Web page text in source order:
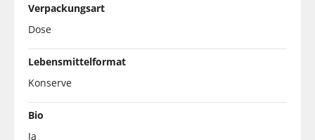
Verpackungsart
Dose
Lebensmittelformat
Konserve
Bio
Ja